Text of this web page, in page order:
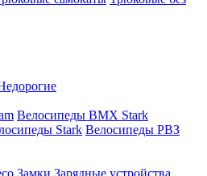
Велосипеды BMX Stark
Stark Велосипеды РВЗ
Замки Зарядные устройства